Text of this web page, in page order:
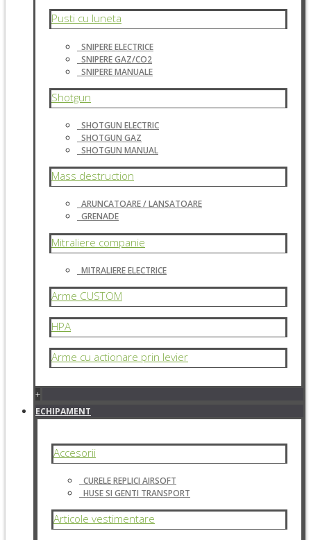
Pusti cu luneta
SNIPERE ELECTRICE
SNIPERE GAZ/CO2
SNIPERE MANUALE
Shotgun
SHOTGUN ELECTRIC
SHOTGUN GAZ
SHOTGUN MANUAL
Mass destruction
ARUNCATOARE / LANSATOARE
GRENADE
Mitraliere companie
MITRALIERE ELECTRICE
Arme CUSTOM
HPA
Arme cu actionare prin levier
+
ECHIPAMENT
Accesorii
CURELE REPLICI AIRSOFT
HUSE SI GENTI TRANSPORT
Articole vestimentare